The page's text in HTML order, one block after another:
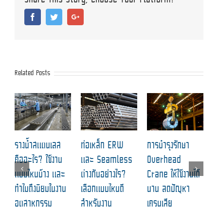
FacebookTwitterGoogle+
Related Posts
รางน้ำสแตนเลส
คืออะไร? ใช้งาน
แบบไหนบ้าง และ
ทำไมถึงนิยมในงาน
อุตสาหกรรม
ท่อเหล็ก ERW
และ Seamless
ต่างกันอย่างไร?
เลือกแบบไหนดี
สำหรับงาน
การบำรุงรักษา
Overhead
Crane ให้ใช้งานได้
นาน ลดปัญหา
เครนเสีย